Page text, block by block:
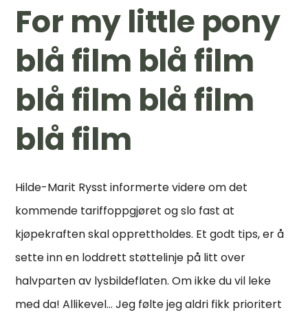
For my little pony
blå film blå film
blå film blå film
blå film
Hilde-Marit Rysst informerte videre om det
kommende tariffoppgjøret og slo fast at
kjøpekraften skal opprettholdes. Et godt tips, er å
sette inn en loddrett støttelinje på litt over
halvparten av lysbildeflaten. Om ikke du vil leke
med da! Allikevel… Jeg følte jeg aldri fikk prioritert